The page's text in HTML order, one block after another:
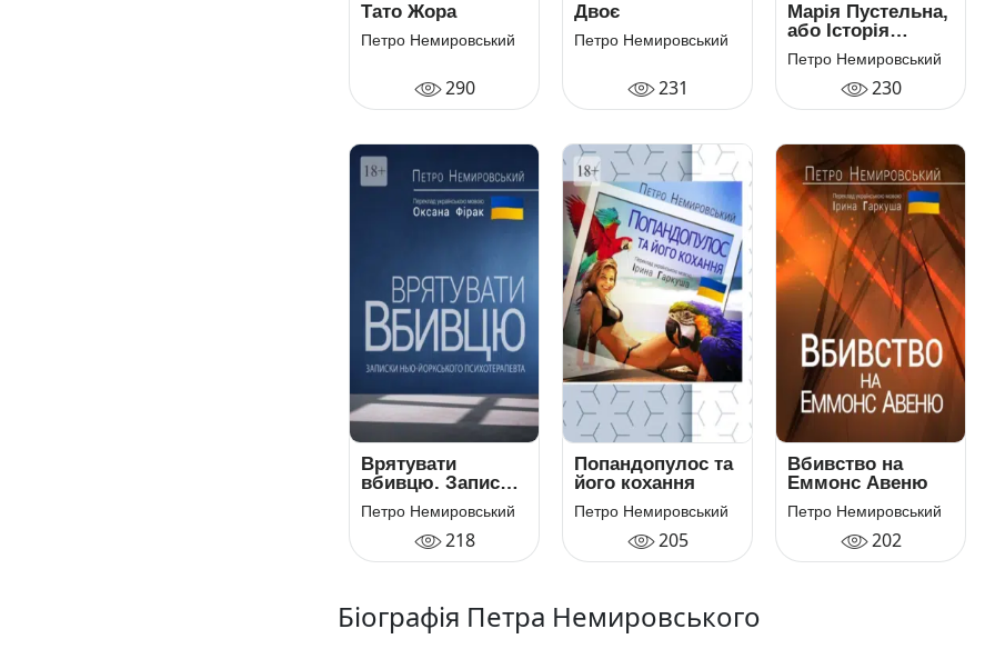
Тато Жора
Петро Немировський
290
Двоє
Петро Немировський
231
Марія Пустельна,
або Історія
одного лева
Петро Немировський
230
Врятувати
вбивцю. Записки
нью-йоркського
психотерапевта
Петро Немировський
218
Попандопулос та
його кохання
Петро Немировський
205
Вбивство на
Еммонс Авеню
Петро Немировський
202
Біографія Петра Немировського